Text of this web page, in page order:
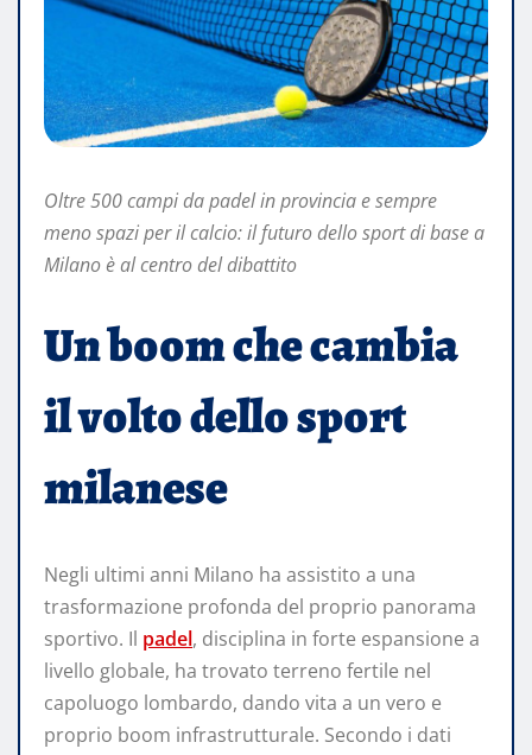
Oltre 500 campi da padel in provincia e sempre
meno spazi per il calcio: il futuro dello sport di base a
Milano è al centro del dibattito
Un boom che cambia
il volto dello sport
milanese
Negli ultimi anni Milano ha assistito a una
trasformazione profonda del proprio panorama
sportivo. Il padel, disciplina in forte espansione a
livello globale, ha trovato terreno fertile nel
capoluogo lombardo, dando vita a un vero e
proprio boom infrastrutturale. Secondo i dati